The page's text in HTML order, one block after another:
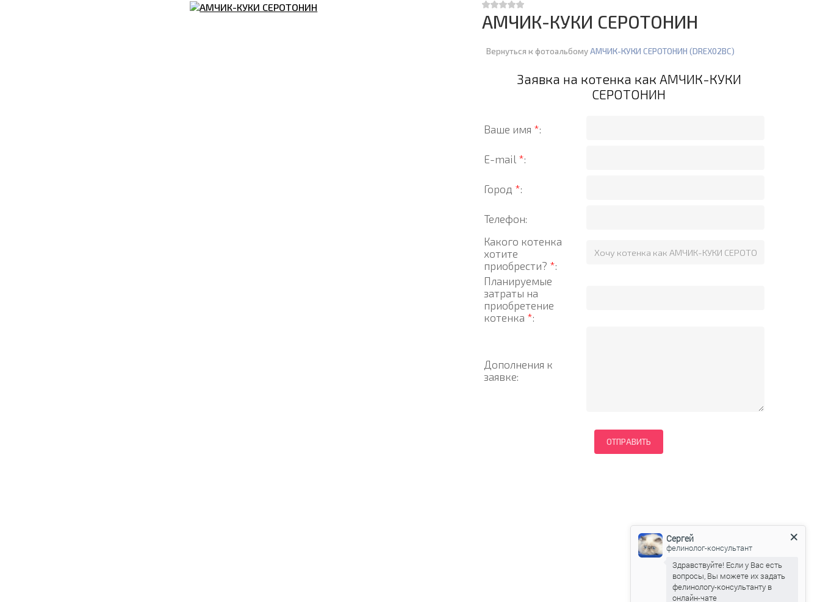
АМЧИК-КУКИ СЕРОТОНИН
Вернуться к фотоальбому АМЧИК-КУКИ СЕРОТОНИН (DREX02BC)
Заявка на котенка как АМЧИК-КУКИ
СЕРОТОНИН
Ваше имя *:
E-mail *:
Город *:
Телефон:
Какого котенка
хотите
приобрести? *:
Планируемые
затраты на
приобретение
котенка *:
Дополнения к
заявке:
Сергей
фелинолог-консультант
Здравствуйте! Если у Вас есть
вопросы, Вы можете их задать
фелинологу-консультанту в
онлайн-чате